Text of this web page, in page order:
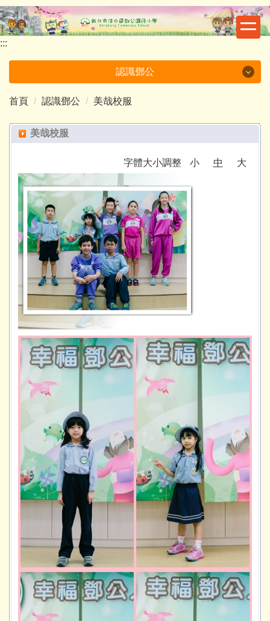
跳
到
主
容
區
:::
認識鄧公
認識鄧公
鄧公源由
交通位置
重要記事
悠揚校歌
美哉校服
首頁 認識鄧公 美哉校服
美哉校服
字體大小調整 小 中 大